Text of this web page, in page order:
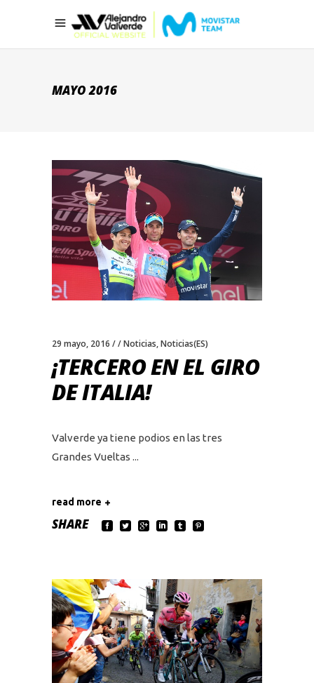
MAYO 2016
29 mayo, 2016 Noticias,Noticias(ES)
¡TERCERO EN EL GIRO
DE ITALIA!
Valverde ya tiene podios en las tres
Grandes Vueltas
read more
SHARE